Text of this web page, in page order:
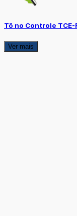
Tô no Controle TCE-
Ver mais